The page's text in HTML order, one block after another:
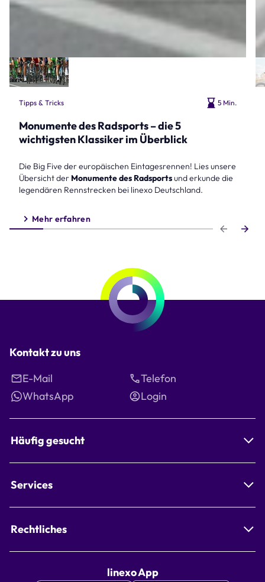
Tipps & Tricks 5 Min.
Monumente des Radsports – die 5
wichtigsten Klassiker im Überblick
Die Big Five der europäischen Eintagesrennen! Lies unsere
Übersicht der Monumente des Radsportsund erkunde die
legendären Rennstrecken bei linexo Deutschland.
Mehr erfahren
Kontakt zu uns
E-Mail
Telefon
WhatsApp
Login
Häufig gesucht
Services
Rechtliches
linexo App